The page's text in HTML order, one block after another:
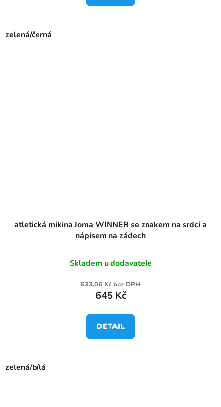
zelená/černá
atletická mikina Joma WINNER se znakem na srdci a
nápisem na zádech
Skladem u dodavatele
533,06 Kč bez DPH
645 Kč
DETAIL
zelená/bílá